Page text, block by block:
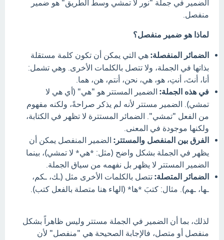
الضمير في جملة "نور لا تمشي وسط الطريق" هو ضمير
منفصل.
لماذا هو ضمير منفصل؟
الضمائر المنفصلة: هي التي يمكن أن تكون كلمة مستقلة
بذاتها في الجملة، ولا تتصل بالكلمات الأخرى. وهي تشمل:
أنا، أنتَ، أنتِ، هو، هي، نحن، أنتم، هن، هما.
في هذه الجملة: الضمير المستتر هو "هي" (أي هي لا
تمشي). الضمير مستتر لأنه لم يذكر صراحةً، ولكنه مفهوم
من الفعل "تمشي". الضمائر المستترة لا تظهر في الكتابة،
ولكنها موجودة في المعنى.
الفرق بين المنفصل والمستتر: الضمير المنفصل يمكن أن
يظهر في الجملة بشكل واضح (مثل: *هي* لا تمشي)، بينما
الضمير المستتر لا يظهر بل نفهمه من سياق الجملة.
الضمائر المتصلة: تتصل بالكلمات الأخرى مثل (ـك، ـكم،
ـها، ـهم). مثال: كتبَ *ها* (الهاء هنا متصلة بالفعل كتب).
لذلك، بما أن الضمير في الجملة مستتر وليس ظاهراً بشكل
منفصل أو متصل، فالإجابة الصحيحة هي "منفصل" لأن